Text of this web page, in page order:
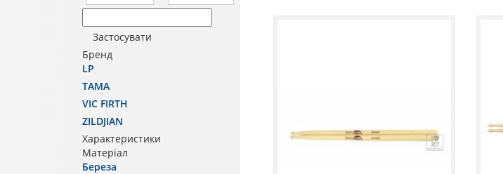
Застосувати
Бренд
LP
TAMA
VIC FIRTH
ZILDJIAN
Характеристики
Матеріал
Береза